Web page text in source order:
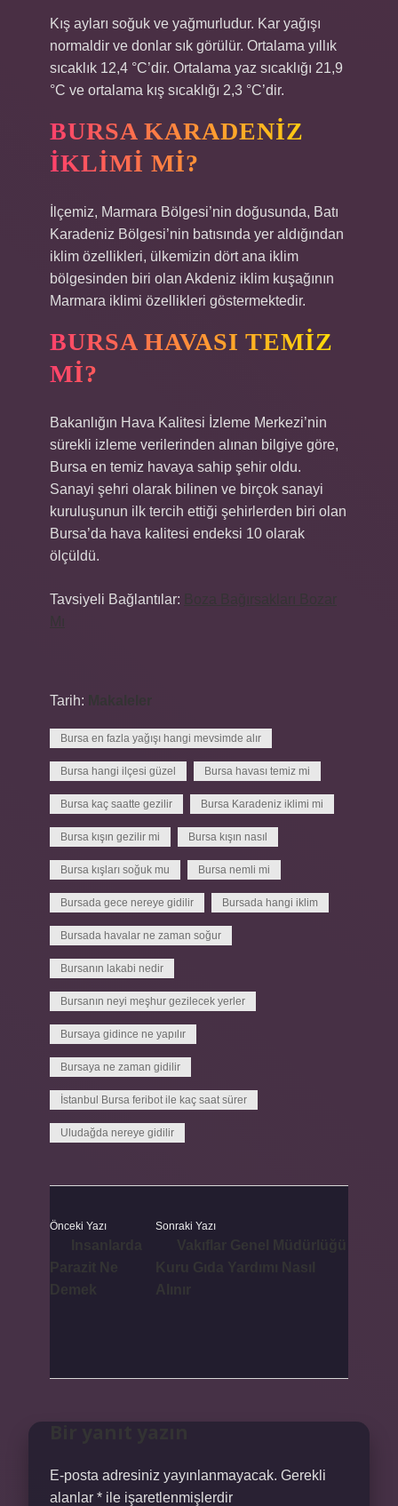
Kış ayları soğuk ve yağmurludur. Kar yağışı
normaldir ve donlar sık ​​görülür. Ortalama yıllık
sıcaklık 12,4 °C’dir. Ortalama yaz sıcaklığı 21,9
°C ve ortalama kış sıcaklığı 2,3 °C’dir.
BURSA KARADENIZ
IKLIMI MI?
İlçemiz, Marmara Bölgesi’nin doğusunda, Batı
Karadeniz Bölgesi’nin batısında yer aldığından
iklim özellikleri, ülkemizin dört ana iklim
bölgesinden biri olan Akdeniz iklim kuşağının
Marmara iklimi özellikleri göstermektedir.
BURSA HAVASI TEMIZ
MI?
Bakanlığın Hava Kalitesi İzleme Merkezi’nin
sürekli izleme verilerinden alınan bilgiye göre,
Bursa en temiz havaya sahip şehir oldu.
Sanayi şehri olarak bilinen ve birçok sanayi
kuruluşunun ilk tercih ettiği şehirlerden biri olan
Bursa’da hava kalitesi endeksi 10 olarak
ölçüldü.
Tavsiyeli Bağlantılar:
Tarih:
Bursa en fazla yağışı hangi mevsimde alır
Bursa hangi ilçesi güzel Bursa havası temiz mi
Bursa kaç saatte gezilir Bursa Karadeniz iklimi mi
Bursa kışın gezilir mi Bursa kışın nasıl
Bursa kışları soğuk mu Bursa nemli mi
Bursada gece nereye gidilir Bursada hangi iklim
Bursada havalar ne zaman soğur
Bursanın lakabi nedir
Bursanın neyi meşhur gezilecek yerler
Bursaya gidince ne yapılır
Bursaya ne zaman gidilir
İstanbul Bursa feribot ile kaç saat sürer
Uludağda nereye gidilir
Önceki Yazı Sonraki Yazı
E-posta adresiniz yayınlanmayacak. Gerekli
alanlar * ile işaretlenmişlerdir